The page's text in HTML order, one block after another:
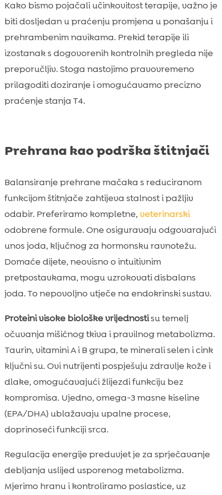
Kako bismo pojačali učinkovitost terapije, važno je
biti dosljedan u praćenju promjena u ponašanju i
prehrambenim navikama. Prekid terapije ili
izostanak s dogovorenih kontrolnih pregleda nije
preporučljiv. Stoga nastojimo pravovremeno
prilagoditi doziranje i omogućavamo precizno
praćenje stanja T4.
Prehrana kao podrška štitnjači
Balansiranje prehrane mačaka s reduciranom
funkcijom štitnjače zahtijeva stalnost i pažljiv
odabir. Preferiramo kompletne, veterinarski
odobrene formule. One osiguravaju odgovarajući
unos joda, ključnog za hormonsku ravnotežu.
Domaće dijete, neovisno o intuitivnim
pretpostavkama, mogu uzrokovati disbalans
joda. To nepovoljno utječe na endokrinski sustav.
Proteini visoke biološke vrijednostisu temelj
očuvanja mišićnog tkiva i pravilnog metabolizma.
Taurin, vitamini A i B grupa, te minerali selen i cink
ključni su. Ovi nutrijenti pospješuju zdravlje kože i
dlake, omogućavajući žlijezdi funkciju bez
kompromisa. Ujedno, omega-3 masne kiseline
(EPA/DHA) ublažavaju upalne procese,
doprinoseći funkciji srca.
Regulacija energije preduvjet je za sprječavanje
debljanja uslijed usporenog metabolizma.
Mjerimo hranu i kontroliramo poslastice, uz